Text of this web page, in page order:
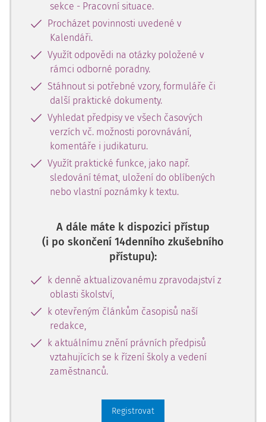
sekce - Pracovní situace.
Procházet povinnosti uvedené v
Kalendáři.
Využít odpovědi na otázky položené v
rámci odborné poradny.
Stáhnout si potřebné vzory, formuláře či
další praktické dokumenty.
Vyhledat předpisy ve všech časových
verzích vč. možnosti porovnávání,
komentáře i judikaturu.
Využít praktické funkce, jako např.
sledování témat, uložení do oblíbených
nebo vlastní poznámky k textu.
A dále máte k dispozici přístup
(i po skončení 14denního zkušebního
přístupu):
k denně aktualizovanému zpravodajství z
oblasti školství,
k otevřeným článkům časopisů naší
redakce,
k aktuálnímu znění právních předpisů
vztahujících se k řízení školy a vedení
zaměstnanců.
Registrovat